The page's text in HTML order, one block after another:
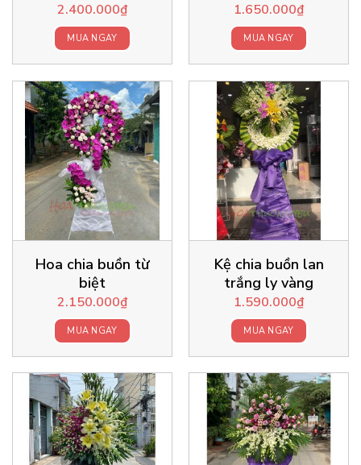
2.400.000₫
MUA NGAY
1.650.000₫
MUA NGAY
Hoa chia buồn từ
biệt
2.150.000₫
MUA NGAY
Kệ chia buồn lan
trắng ly vàng
1.590.000₫
MUA NGAY